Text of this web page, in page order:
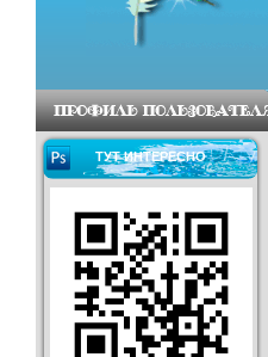
ТУТ ИНТЕРЕСНО